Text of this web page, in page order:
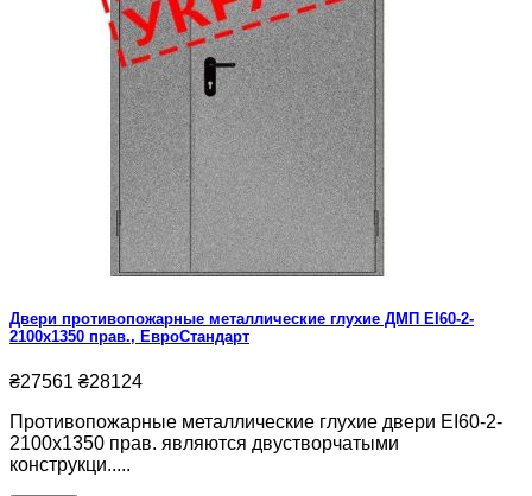
Двери противопожарные металлические глухие ДМП ЕІ60-2-
2100x1350 прав., ЕвроСтандарт
₴27561 ₴28124
Противопожарные металлические глухие двери ЕІ60-2-
2100x1350 прав. являются двустворчатыми
конструкци.....